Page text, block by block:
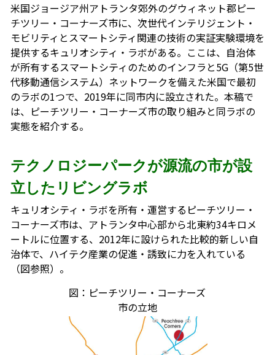
米国ジョージア州アトランタ郊外のグウィネット郡ピー
チツリー・コーナーズ市に、次世代インテリジェント・
モビリティとスマートシティ関連の技術の実証実験環境を
提供するキュリオシティ・ラボがある。ここは、自治体
が所有するスマートシティのためのインフラと5G（第5世
代移動通信システム）ネットワークを備えた米国で最初
のラボの1つで、2019年に同市内に設立された。本稿で
は、ピーチツリー・コーナーズ市の取り組みと同ラボの
実態を紹介する。
テクノロジーパークが源流の市が設
立したリビングラボ
キュリオシティ・ラボを所有・運営するピーチツリー・
コーナーズ市は、アトランタ中心部から北東約34キロメ
ートルに位置する、2012年に設けられた比較的新しい自
治体で、ハイテク産業の促進・誘致に力を入れている
（図参照）。
図：ピーチツリー・コーナーズ
市の立地